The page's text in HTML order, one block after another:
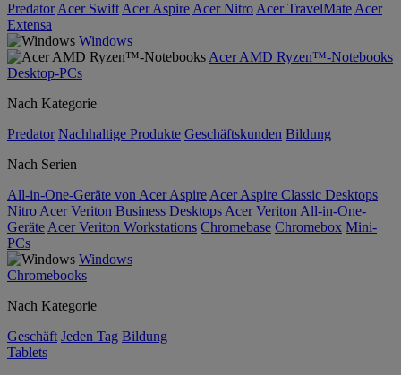
Predator Acer Swift Acer Aspire Acer Nitro Acer TravelMate Acer
Extensa
Windows
Acer AMD Ryzen™-Notebooks
Desktop-PCs
Nach Kategorie
Predator Nachhaltige Produkte Geschäftskunden Bildung
Nach Serien
All-in-One-Geräte von Acer Aspire Acer Aspire Classic Desktops
Nitro Acer Veriton Business Desktops Acer Veriton All-in-One-
Geräte Acer Veriton Workstations Chromebase Chromebox Mini-
PCs
Windows
Chromebooks
Nach Kategorie
Geschäft Jeden Tag Bildung
Tablets